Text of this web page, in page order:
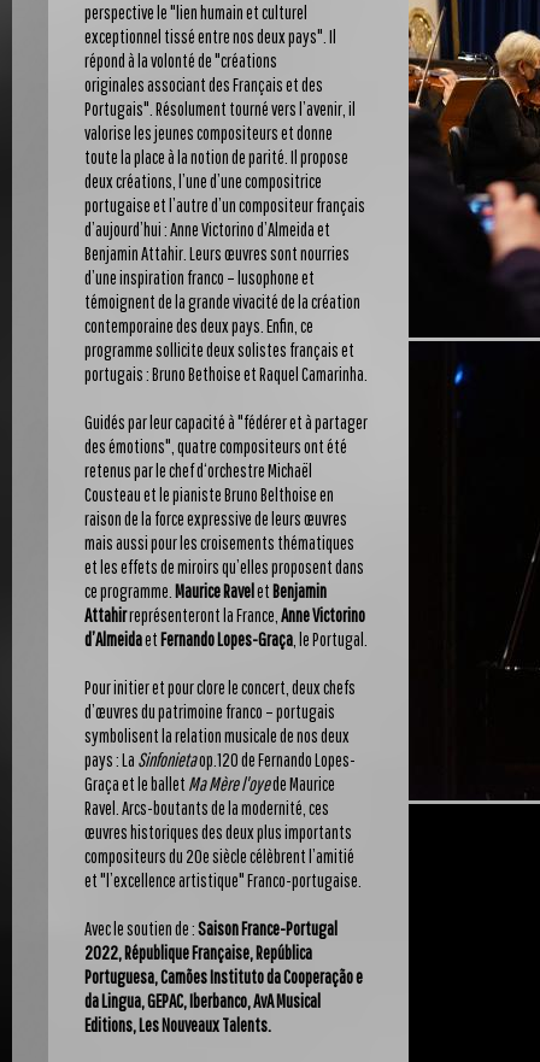
perspective le "lien humain et culturel
exceptionnel tissé entre nos deux pays". Il
répond à la volonté de "créations
originales associant des Français et des
Portugais". Résolument tourné vers l’avenir, il
valorise les jeunes compositeurs et donne
toute la place à la notion de parité. Il propose
deux créations, l’une d’une compositrice
portugaise et l’autre d’un compositeur français
d’aujourd’hui : Anne Victorino d’Almeida et
Benjamin Attahir. Leurs œuvres sont nourries
d’une inspiration franco – lusophone et
témoignent de la grande vivacité de la création
contemporaine des deux pays. Enfin, ce
programme sollicite deux solistes français et
portugais : Bruno Bethoise et Raquel Camarinha.
Guidés par leur capacité à "fédérer et à partager
des émotions", quatre compositeurs ont été
retenus par le chef d‘orchestre Michaël
Cousteau et le pianiste Bruno Belthoise en
raison de la force expressive de leurs œuvres
mais aussi pour les croisements thématiques
et les effets de miroirs qu’elles proposent dans
ce programme. Maurice RaveletBenjamin
Attahirreprésenteront la France, Anne Victorino
d’AlmeidaetFernando Lopes-Graça , le Portugal.
Pour initier et pour clore le concert, deux chefs
d’œuvres du patrimoine franco – portugais
symbolisent la relation musicale de nos deux
pays : La Sinfonietaop.120 de Fernando Lopes-
Graça et le ballet Ma Mère l'oyede Maurice
Ravel. Arcs-boutants de la modernité, ces
œuvres historiques des deux plus importants
compositeurs du 20e siècle célèbrent l’amitié
et "l’excellence artistique" Franco-portugaise.
Avec le soutien de :Saison France-Portugal
2022, République Française, República
Portuguesa, Camões Instituto da Cooperação e
da Lingua, GEPAC, Iberbanco, AvA Musical
Editions, Les Nouveaux Talents.